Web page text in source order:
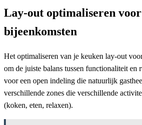
Lay-out optimaliseren
bijeenkomsten
Het optimaliseren van je keuken lay-out
om de juiste balans tussen functionaliteit en
voor een open indeling die natuurlijk
verschillende zones die verschillende
(koken, eten, relaxen).